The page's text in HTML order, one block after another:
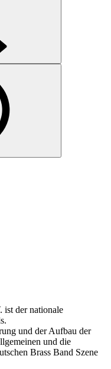
ist der nationale
und der Aufbau der
und die
Brass Band Szene